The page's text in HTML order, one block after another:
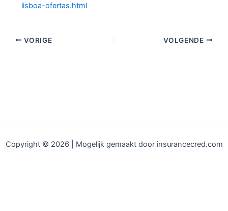
lisboa-ofertas.html
VORIGE VOLGENDE
Copyright © 2026 | Mogelijk gemaakt door insurancecred.com